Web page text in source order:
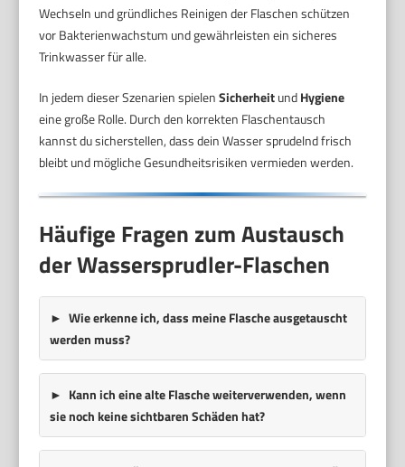
Wechseln und gründliches Reinigen der Flaschen schützen
vor Bakterienwachstum und gewährleisten ein sicheres
Trinkwasser für alle.
In jedem dieser Szenarien spielenSicherheitundHygiene
eine große Rolle. Durch den korrekten Flaschentausch
kannst du sicherstellen, dass dein Wasser sprudelnd frisch
bleibt und mögliche Gesundheitsrisiken vermieden werden.
Häufige Fragen zum Austausch
der Wassersprudler-Flaschen
Wie erkenne ich, dass meine Flasche ausgetauscht
werden muss?
Kann ich eine alte Flasche weiterverwenden, wenn
sie noch keine sichtbaren Schäden hat?